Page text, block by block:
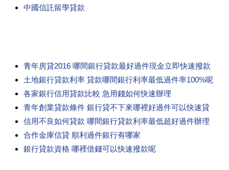
中國信託留學貸款
青年房貸2016 哪間銀行貸款最好過件現金立即快速撥款
土地銀行貸款利率 貸款哪間銀行利率最低過件率100%呢
各家銀行信用貸款比較 急用錢如何快速辦理
青年創業貸款條件 銀行貸不下來哪裡好過件可以快速貸
信用不良如何貸款 哪間銀行貸款利率最低超好過件辦理
合作金庫信貸 順利過件銀行有哪家
銀行貸款資格 哪裡借錢可以快速撥款呢